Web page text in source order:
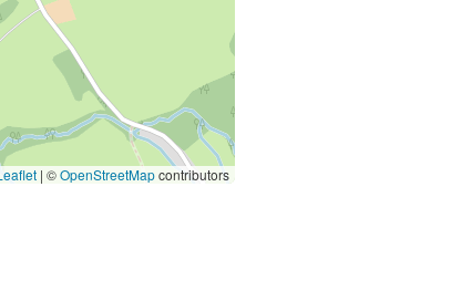
| ©OpenStreetMapcontributors